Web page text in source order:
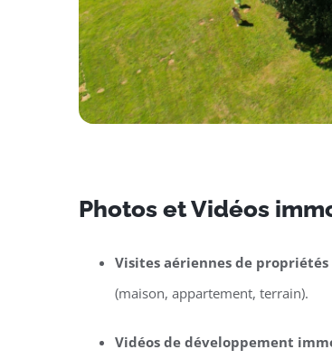
Photos et Vidéos
Visites aériennes de propriétés
(maison, appartement, terrain).
Vidéos de développement